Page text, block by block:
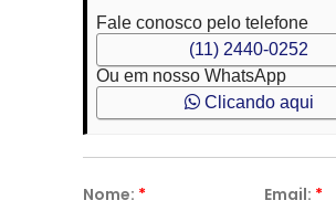
Fale conosco pelo telefone
(11) 2440-0252
Ou em nosso WhatsApp
Clicando aqui
Nome: * Email: *